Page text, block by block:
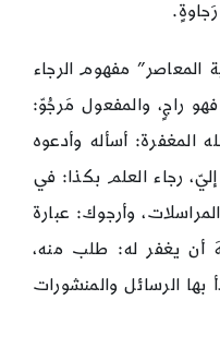
المعاصر” مفهوم الرجاء
فهو راجٍ، والمفعول مَرجُوّ:
المغفرة: أسأله وأدعوه
رجاء العلم بكذا: في
وأرجوك: عبارة
أن يغفر له: طلب منه،
بها الرسائل والمنشورات